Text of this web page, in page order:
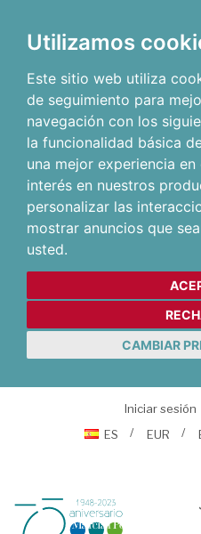
Utilizamos
Este sitio web utiliza
de seguimiento para
navegación con los
la funcionalidad básica
una mejor experiencia
interés en nuestros
personalizar las
mostrar anuncios que
usted.
CAMBIAR
Iniciar sesión
ES
EUR